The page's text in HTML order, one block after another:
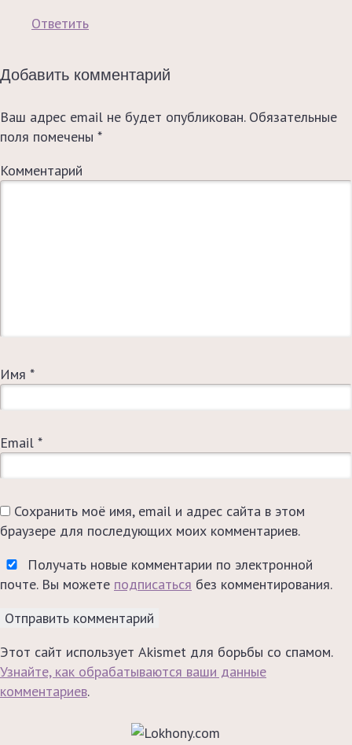
Ответить
Добавить комментарий
Ваш адрес email не будет опубликован.Обязательные
поля помечены *
Комментарий
Имя *
Email *
Сохранить моё имя, email и адрес сайта в этом
браузере для последующих моих комментариев.
Получать новые комментарии по электронной
почте. Вы можете подписаться без комментирования.
Этот сайт использует Akismet для борьбы со спамом.
Узнайте, как обрабатываются ваши данные
комментариев.